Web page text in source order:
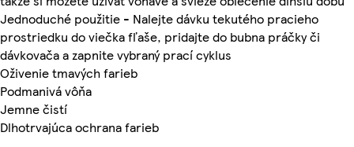
Jednoduché použitie - Nalejte dávku tekutého pracieho
prostriedku do viečka fľaše, pridajte do bubna práčky či
dávkovača a zapnite vybraný prací cyklus
Oživenie tmavých farieb
Podmanivá vôňa
Jemne čistí
Dlhotrvajúca ochrana farieb